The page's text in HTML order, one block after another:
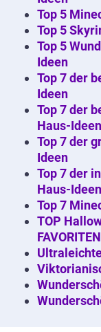
Top 5
Top 5
Top 5
Ideen
Top 7 der
Ideen
Top 7 der
Haus-Ideen
Top 7 der
Ideen
Top 7 der
Haus-Ideen
Top 7
TOP
FAVORITEN